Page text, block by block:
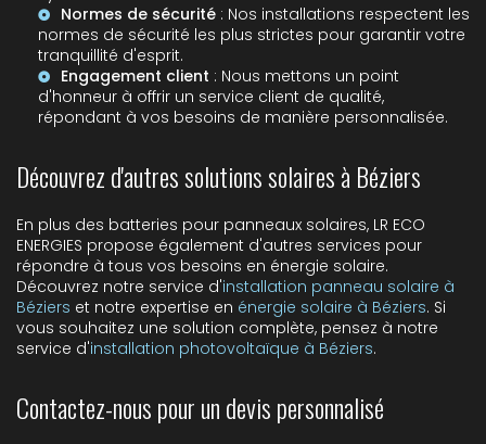
Normes de sécurité : Nos installations respectent les
normes de sécurité les plus strictes pour garantir votre
tranquillité d'esprit.
Engagement client : Nous mettons un point
d'honneur à offrir un service client de qualité,
répondant à vos besoins de manière personnalisée.
Découvrez d'autres solutions solaires à Béziers
En plus des batteries pour panneaux solaires, LR ECO
ENERGIES propose également d'autres services pour
répondre à tous vos besoins en énergie solaire.
Découvrez notre service d'installation panneau solaire à
Béziers et notre expertise en énergie solaire à Béziers. Si
vous souhaitez une solution complète, pensez à notre
service d'installation photovoltaïque à Béziers.
Contactez-nous pour un devis personnalisé